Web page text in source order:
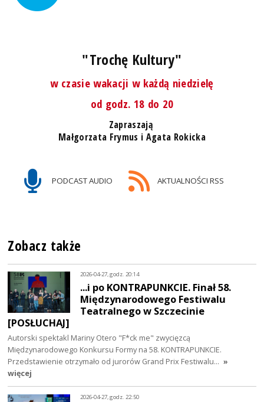
"Trochę Kultury"
w czasie wakacji w każdą niedzielę
od godz. 18 do 20
Zapraszają
Małgorzata Frymus i Agata Rokicka
PODCAST AUDIO AKTUALNOŚCI RSS
Zobacz także
2026-04-27, godz. 20:14
...i po KONTRAPUNKCIE. Finał 58.
Międzynarodowego Festiwalu
Teatralnego w Szczecinie
[POSŁUCHAJ]
Autorski spektakl Mariny Otero "F*ck me" zwycięzcą
Międzynarodowego Konkursu Formy na 58. KONTRAPUNKCIE.
Przedstawienie otrzymało od jurorów Grand Prix Festiwalu… »
więcej
2026-04-27, godz. 22:50